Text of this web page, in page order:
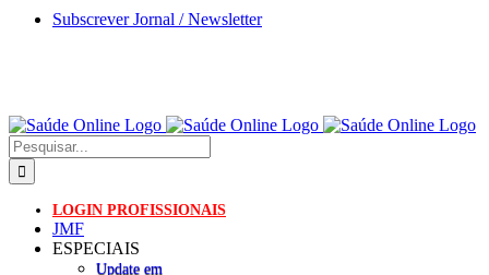
Skip
Subscrever Jornal / Newsletter
Pesquisar
LOGIN PROFISSIONAIS
JMF
ESPECIAIS
Update em